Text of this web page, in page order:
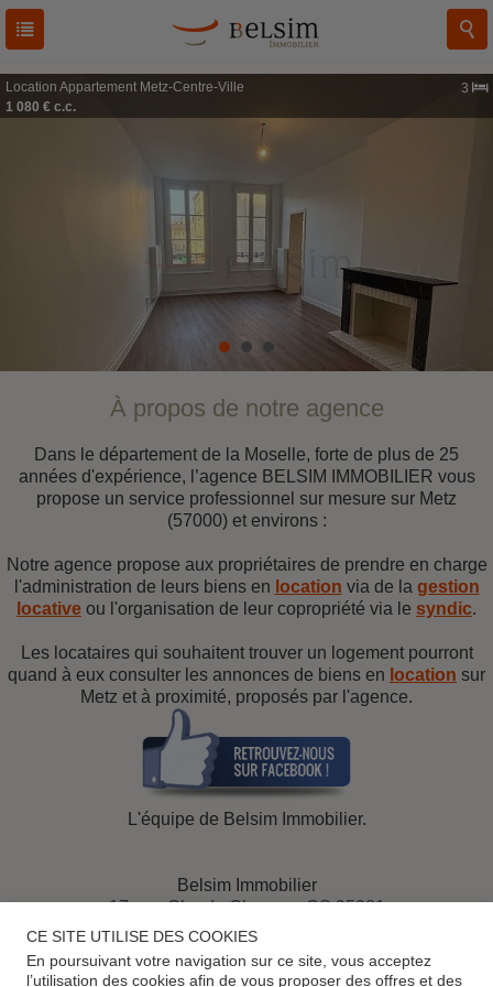
Location Appartement Metz-Centre-Ville
3
1 080 € c.c.
À propos de notre agence
Dans le département de la Moselle, forte de plus de 25
années d'expérience, l’agence BELSIM IMMOBILIER vous
propose un service professionnel sur mesure sur Metz
(57000) et environs :
Notre agence propose aux propriétaires de prendre en charge
l'administration de leurs biens en location via de la gestion
locative ou l'organisation de leur copropriété via le syndic.
Les locataires qui souhaitent trouver un logement pourront
quand à eux consulter les annonces de biens en location sur
Metz et à proximité, proposés par l'agence.
L'équipe de Belsim Immobilier.
Belsim Immobilier
17, rue Claude Chappe - CS 95081
57073 Metz
Tél. 03 87 16 44 44
Email : location@belsim.fr
CE SITE UTILISE DES COOKIES
En poursuivant votre navigation sur ce site, vous acceptez
l’utilisation des cookies afin de vous proposer des offres et des